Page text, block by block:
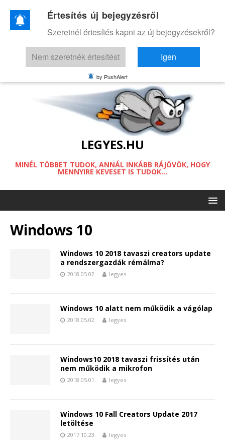
Ez a weboldal a működéséhez sütiket
használ.Információ a sütikről.
Értettem
LEGYES.HU
MINÉL TÖBBET TUDOK, ANNÁL INKÁBB RÁJÖVÖK, HOGY
MENNYIRE KEVESET IS TUDOK...
Windows 10
Windows 10 2018 tavaszi creators update
a rendszergazdák rémálma?
2018.05.02. legyes
Windows 10 alatt nem működik a vágólap
2018.05.02. legyes
Windows10 2018 tavaszi frissítés után
nem működik a mikrofon
2018.05.01. legyes
Windows 10 Fall Creators Update 2017
letöltése
2017.10.23. legyes
Értesítés új bejegyzésről
Szeretnél értesítés kapni az új bejegyzésekről?
Nem szeretnék értesítést Igen
by PushAlert